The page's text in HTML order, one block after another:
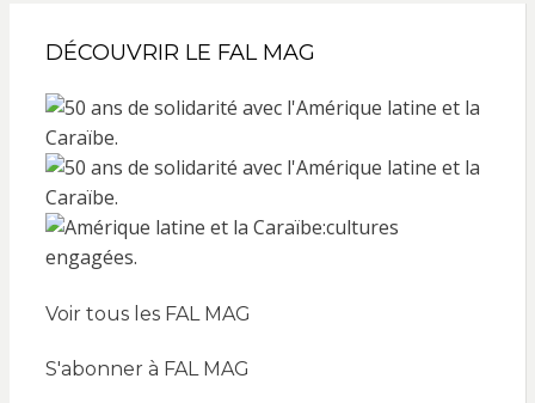
DÉCOUVRIR LE FAL MAG
Voir tous les FAL MAG
S'abonner à FAL MAG